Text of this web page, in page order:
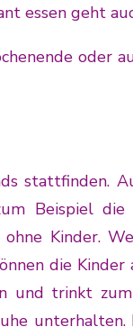
essen geht
oder
stattfinden.
Beispiel
Kinder.
die Kinder
und trinkt